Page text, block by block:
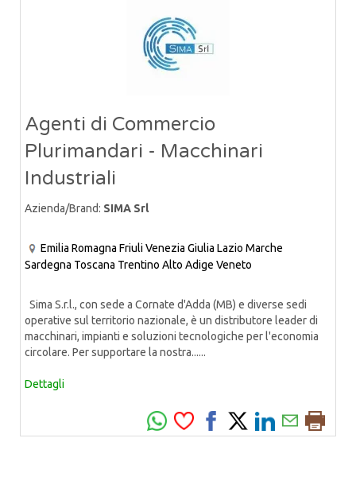
Agenti di Commercio
Plurimandari - Macchinari
Industriali
Azienda/Brand: SIMA Srl
Emilia Romagna Friuli Venezia Giulia Lazio Marche
Sardegna Toscana Trentino Alto Adige Veneto
Sima S.r.l., con sede a Cornate d'Adda (MB) e diverse sedi
operative sul territorio nazionale, è un distributore leader di
macchinari, impianti e soluzioni tecnologiche per l'economia
circolare. Per supportare la nostra......
Dettagli